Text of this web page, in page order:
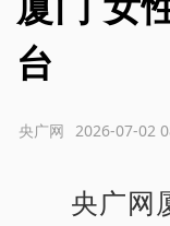
台
2026-07-02
央广网
央广网